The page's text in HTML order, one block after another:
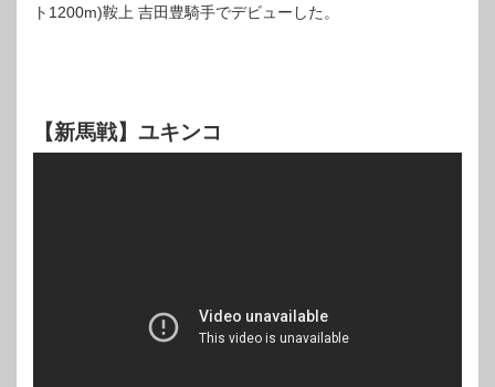
ト1200m)鞍上 吉田豊騎手でデビューした。
【新馬戦】ユキンコ